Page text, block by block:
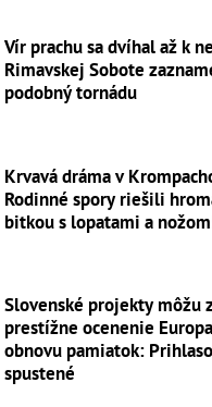
Vír prachu sa dvíhal až k
Rimavskej Sobote
podobný tornádu
Krvavá dráma v
Rodinné spory riešili
bitkou s lopatami a
Slovenské projekty môžu
prestížne ocenenie
obnovu pamiatok:
spustené